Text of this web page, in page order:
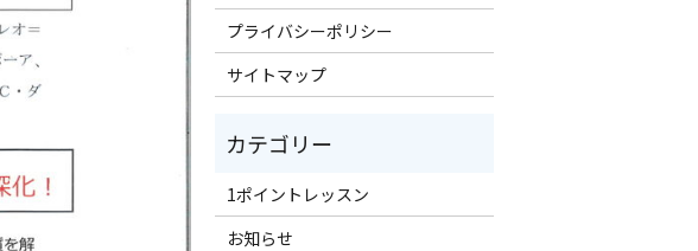
プライバシーポリシー
サイトマップ
1ポイントレッスン
お知らせ